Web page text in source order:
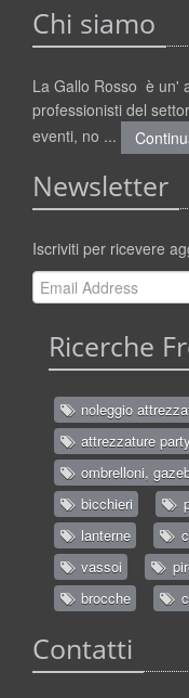
Chi siamo
La Gallo Rosso è un'
professionisti del
eventi, no ...
Newsletter
Iscriviti per ricevere
Ricerche
noleggio
attrezzature party
ombrelloni,
bicchieri
lanterne
vassoi
brocche
Contatti